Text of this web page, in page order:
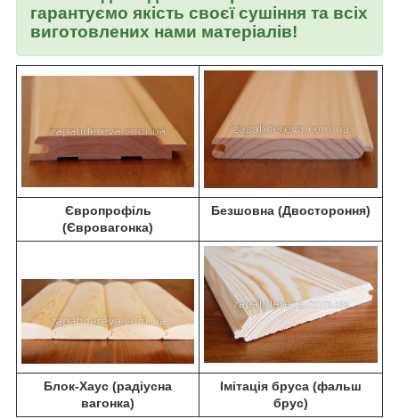
гарантуємо якість своєї сушіння та всіх
виготовлених нами матеріалів!
Європрофіль
(Євровагонка)
Безшовна (Двостороння)
Блок-Хаус (радіусна
вагонка)
Імітація бруса (фальш
брус)